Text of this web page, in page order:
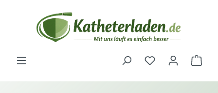
Zum Hauptinhalt springen
Du hast 0